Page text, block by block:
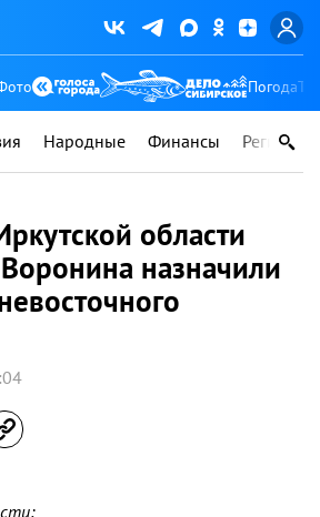
Погода
Народные Финансы Регионы
области
назначили